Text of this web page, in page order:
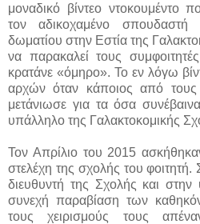
μοναδικό βίντεο ντοκουμέντο
τον αδικοχαμένο
δωματίου στην Εστία της
να παρακαλεί τους
κρατάνε «όμηρο». Το εν λόγω
αρχών όταν κάποιος από τους
μετάνιωσε για τα όσα
υπάλληλο της Γαλακτοκομικής
Τον Απρίλιο του 2015
στελέχη της σχολής του
διευθυντή της Σχολής και
συνεχή παραβίαση των
τους χειρισμούς τους